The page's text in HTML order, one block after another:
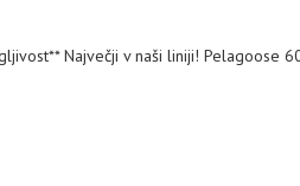
Največji v naši liniji! Pelagoose